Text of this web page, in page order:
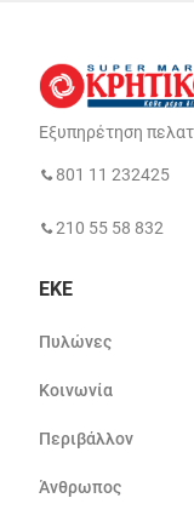
Εξυπηρέτηση
801 11 232425
210 55 58 832
ΕΚΕ
Πυλώνες
Κοινωνία
Περιβάλλον
Άνθρωπος